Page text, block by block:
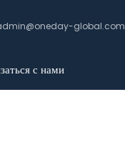
global.com
с нами